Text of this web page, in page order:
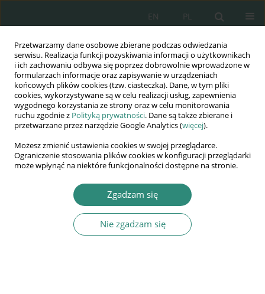
Przetwarzamy dane osobowe zbierane podczas odwiedzania
serwisu. Realizacja funkcji pozyskiwania informacji o użytkownikach
i ich zachowaniu odbywa się poprzez dobrowolnie wprowadzone w
formularzach informacje oraz zapisywanie w urządzeniach
końcowych plików cookies (tzw. ciasteczka). Dane, w tym pliki
cookies, wykorzystywane są w celu realizacji usług, zapewnienia
wygodnego korzystania ze strony oraz w celu monitorowania
ruchu zgodnie z Polityką prywatności. Dane są także zbierane i
przetwarzane przez narzędzie Google Analytics (więcej).
Możesz zmienić ustawienia cookies w swojej przeglądarce.
Ograniczenie stosowania plików cookies w konfiguracji przeglądarki
może wpłynąć na niektóre funkcjonalności dostępne na stronie.
Zgadzam się
Nie zgadzam się
PL
EN
Wydawnictwo
AWSGE
Akademia Nauk Stosowanych
WSGE
im. Alcide De Gasperi
Marek Szewczyk
Digital Well – Being w dziedzinie prowadzenia